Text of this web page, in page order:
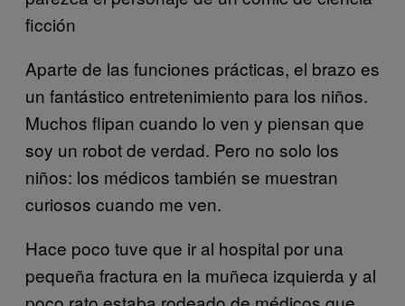
ficción
Aparte de las funciones prácticas, el brazo es
un fantástico entretenimiento para los niños.
Muchos flipan cuando lo ven y piensan que
soy un robot de verdad. Pero no solo los
niños: los médicos también se muestran
curiosos cuando me ven.
Hace poco tuve que ir al hospital por una
pequeña fractura en la muñeca izquierda y al